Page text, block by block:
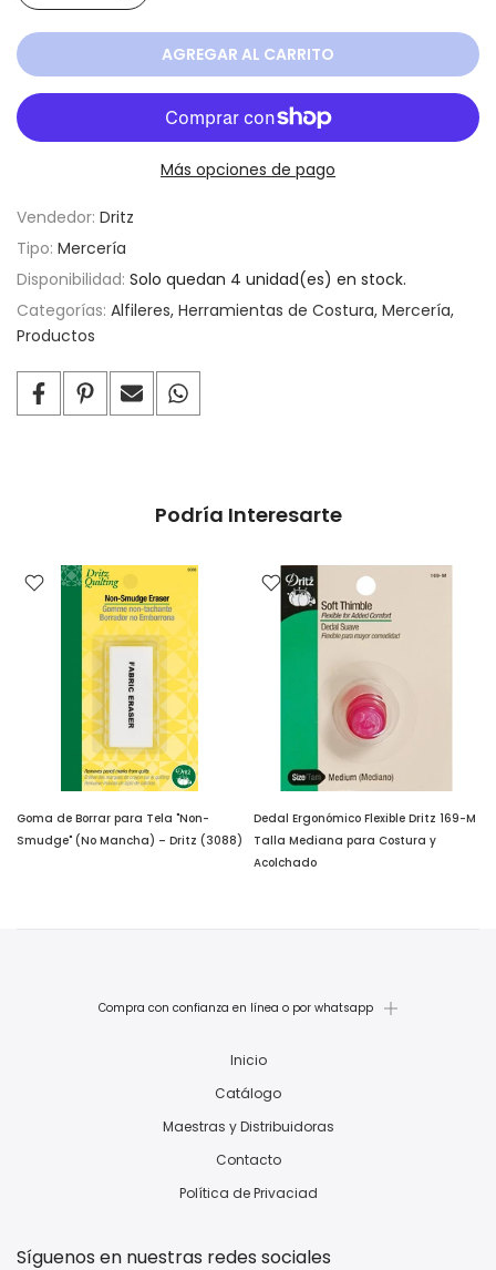
AGREGAR AL CARRITO
Más opciones de pago
Vendedor: Dritz
Tipo: Mercería
Disponibilidad: Solo quedan 4 unidad(es) en stock.
Categorías: Alfileres Herramientas de Costura Mercería
Productos
Podría Interesarte
Goma de Borrar para Tela "Non-
Smudge" (No Mancha) – Dritz (3088)
Dedal Ergonómico Flexible Dritz 169-M
Talla Mediana para Costura y
Acolchado
Compra con confianza en línea o por whatsapp
Inicio
Catálogo
Maestras y Distribuidoras
Contacto
Política de Privaciad
Síguenos en nuestras redes sociales